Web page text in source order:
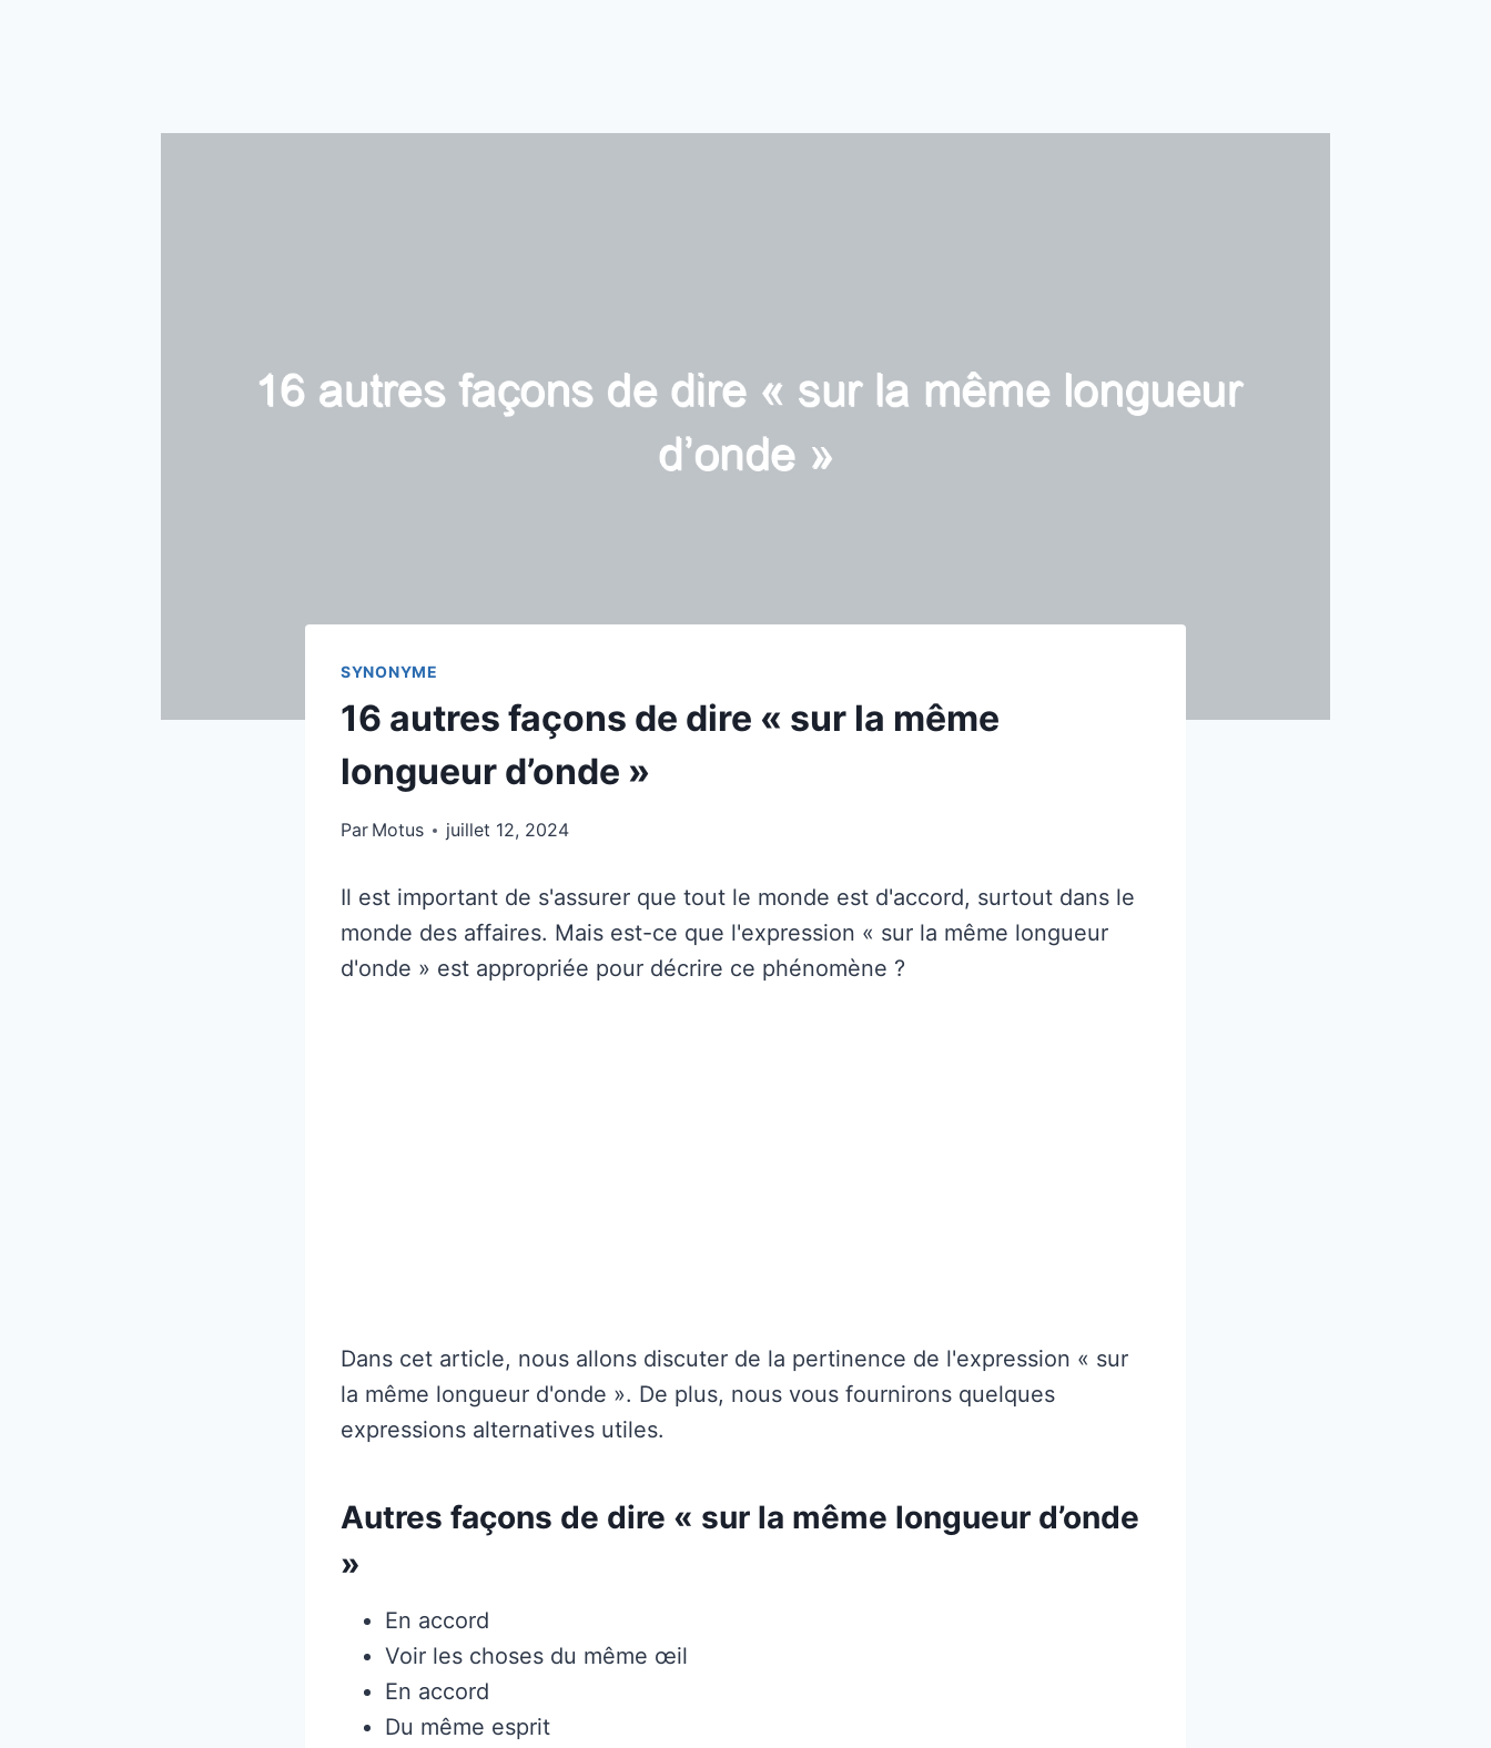
SYNONYME
16 autres façons de dire « sur la même
longueur d’onde »
Par Motus juillet 12, 2024
Il est important de s'assurer que tout le monde est d'accord, surtout dans le
monde des affaires. Mais est-ce que l'expression « sur la même longueur
d'onde » est appropriée pour décrire ce phénomène ?
Dans cet article, nous allons discuter de la pertinence de l'expression « sur
la même longueur d'onde ». De plus, nous vous fournirons quelques
expressions alternatives utiles.
Autres façons de dire « sur la même longueur d’onde
»
En accord
Voir les choses du même œil
En accord
Du même esprit